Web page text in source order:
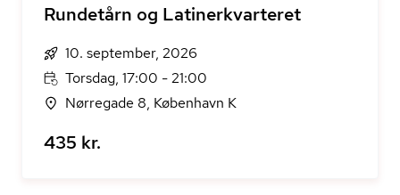
Rundetårn og Latinerkvarteret
10. september, 2026
Torsdag, 17:00 - 21:00
Nørregade 8, København K
435 kr.